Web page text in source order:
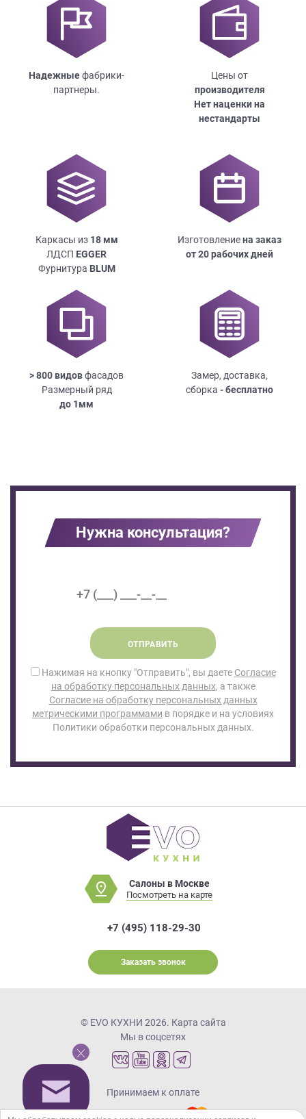
Надежныефабрики-
партнеры.
Цены от
производителя
Нет наценки на
нестандарты
Каркасы из 18мм
ЛДСП EGGER
Фурнитура BLUM
Изготовлениена заказ
от 20 рабочих дней
> 800 видовфасадов
Размерный ряд
до 1мм
Замер, доставка,
сборка - бесплатно
Нужна консультация?
ОТПРАВИТЬ
Нажимая на кнопку "Отправить", вы даете Согласие
на обработку персональных данных, а также
Согласие на обработку персональных данных
метрическими программами в порядке и на условиях
Политики обработки персональных данных.
Салоны в Москве
Посмотреть на карте
+7 (495) 118-29-30
Заказать звонок
© EVO КУХНИ 2026. Карта сайта
Мы в соцсетях
Принимаем к оплате